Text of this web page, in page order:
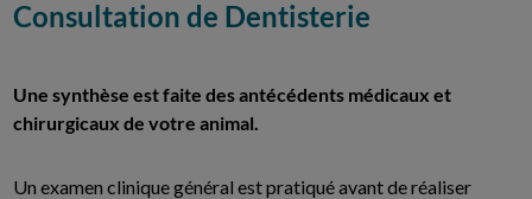
Consultation de Dentisterie
Une synthèse est faite des antécédents médicaux et
chirurgicaux de votre animal.
Un examen clinique général est pratiqué avant de réaliser